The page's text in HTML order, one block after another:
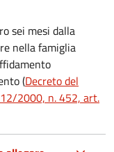
sei mesi dalla
nella famiglia
(Decreto del
2000, n. 452, art.